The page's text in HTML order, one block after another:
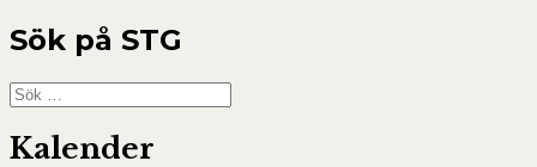
Sök på STG
Sök
efter:
Kalender